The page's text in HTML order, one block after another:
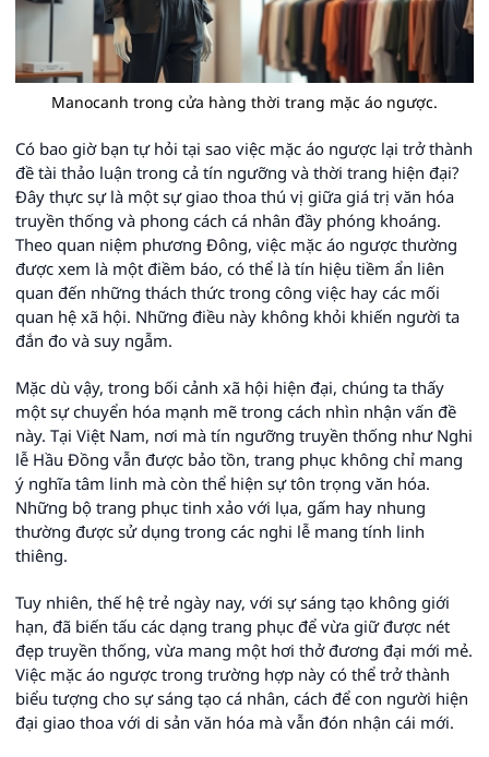
Manocanh trong cửa hàng thời trang mặc áo ngược.
Có bao giờ bạn tự hỏi tại sao việc mặc áo ngược lại trở thành
đề tài thảo luận trong cả tín ngưỡng và thời trang hiện đại?
Đây thực sự là một sự giao thoa thú vị giữa giá trị văn hóa
truyền thống và phong cách cá nhân đầy phóng khoáng.
Theo quan niệm phương Đông, việc mặc áo ngược thường
được xem là một điềm báo, có thể là tín hiệu tiềm ẩn liên
quan đến những thách thức trong công việc hay các mối
quan hệ xã hội. Những điều này không khỏi khiến người ta
đắn đo và suy ngẫm.
Mặc dù vậy, trong bối cảnh xã hội hiện đại, chúng ta thấy
một sự chuyển hóa mạnh mẽ trong cách nhìn nhận vấn đề
này. Tại Việt Nam, nơi mà tín ngưỡng truyền thống như Nghi
lễ Hầu Đồng vẫn được bảo tồn, trang phục không chỉ mang
ý nghĩa tâm linh mà còn thể hiện sự tôn trọng văn hóa.
Những bộ trang phục tinh xảo với lụa, gấm hay nhung
thường được sử dụng trong các nghi lễ mang tính linh
thiêng.
Tuy nhiên, thế hệ trẻ ngày nay, với sự sáng tạo không giới
hạn, đã biến tấu các dạng trang phục để vừa giữ được nét
đẹp truyền thống, vừa mang một hơi thở đương đại mới mẻ.
Việc mặc áo ngược trong trường hợp này có thể trở thành
biểu tượng cho sự sáng tạo cá nhân, cách để con người hiện
đại giao thoa với di sản văn hóa mà vẫn đón nhận cái mới.